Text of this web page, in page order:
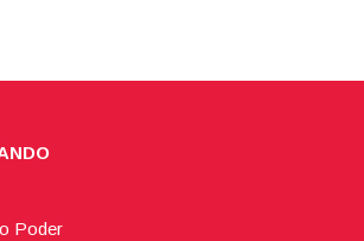
Poder